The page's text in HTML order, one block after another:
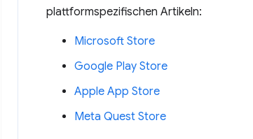
plattformspezifischen Artikeln:
Microsoft Store
Google Play Store
Apple App Store
Meta Quest Store